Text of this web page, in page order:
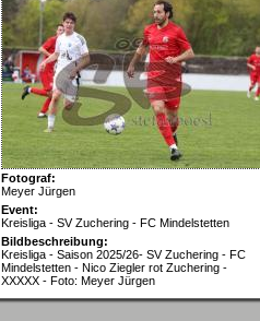
Fotograf:
Meyer Jürgen
Event:
Kreisliga - SV Zuchering - FC Mindelstetten
Bildbeschreibung:
Kreisliga - Saison 2025/26- SV Zuchering - FC
Mindelstetten - Nico Ziegler rot Zuchering -
XXXXX - Foto: Meyer Jürgen